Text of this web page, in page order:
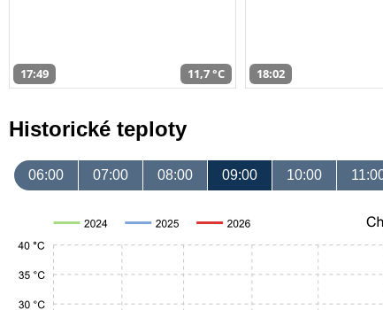
17:49 11,7 °C 18:02
Historické teploty
06:00 07:00 08:00 09:00 10:00